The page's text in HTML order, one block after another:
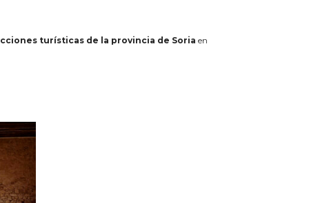
turísticas de la provincia de Soria en